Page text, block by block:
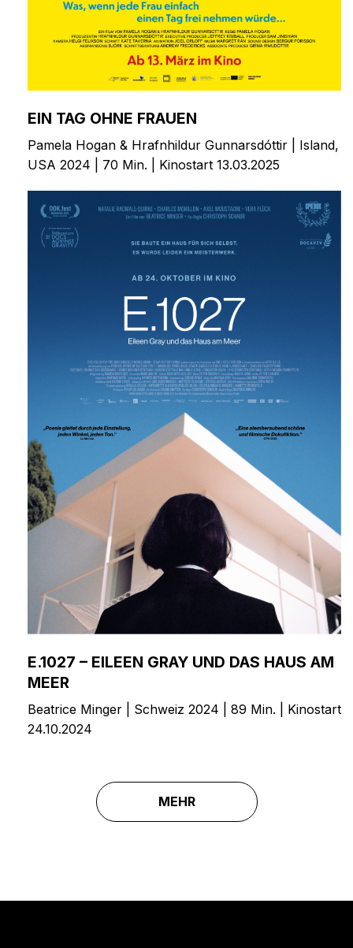
EIN TAG OHNE FRAUEN
Pamela Hogan & Hrafnhildur Gunnarsdóttir | Island,
USA 2024 | 70 Min. | Kinostart 13.03.2025
E.1027 – EILEEN GRAY UND DAS HAUS AM
MEER
Beatrice Minger | Schweiz 2024 | 89 Min. | Kinostart
24.10.2024
MEHR